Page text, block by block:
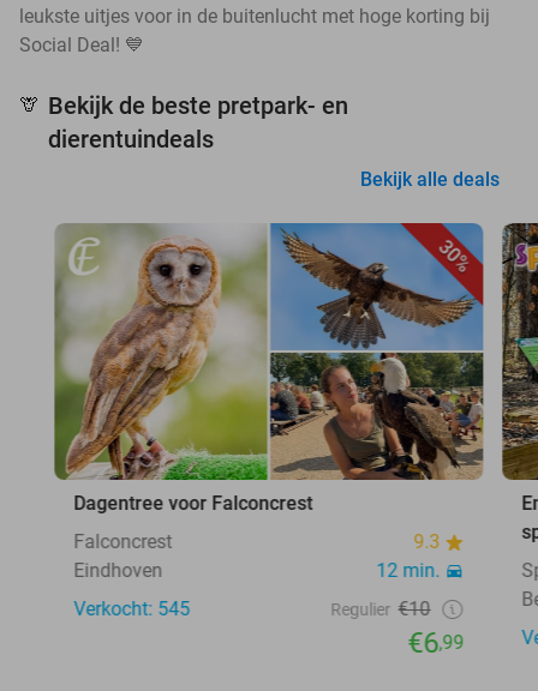
leukste uitjes voor in de buitenlucht met hoge korting bij
Social Deal! 💙
🦒 Bekijk de beste pretpark- en
dierentuindeals
Bekijk alle deals
30%
Dagentree voor Falconcrest
Falconcrest
9.3
Eindhoven
12 min.
Verkocht: 545
Regulier €10
€6,99